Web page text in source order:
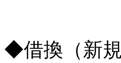
◆借換（新